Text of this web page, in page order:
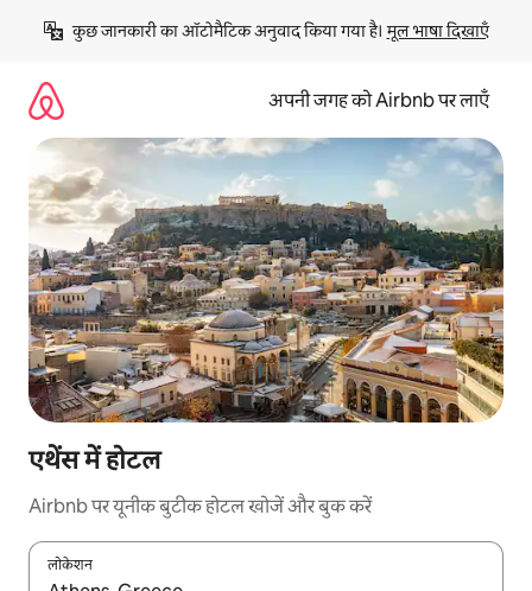
छोड़कर
कॉन्टेंट
कुछ जानकारी का ऑटोमैटिक अनुवाद किया गया है। मूल भाषा दिखाएँ
अपनी जगह को Airbnb पर लाएँ
एथेंस में होटल
Airbnb पर यूनीक बुटीक होटल खोजें और बुक करें
लोकेशन